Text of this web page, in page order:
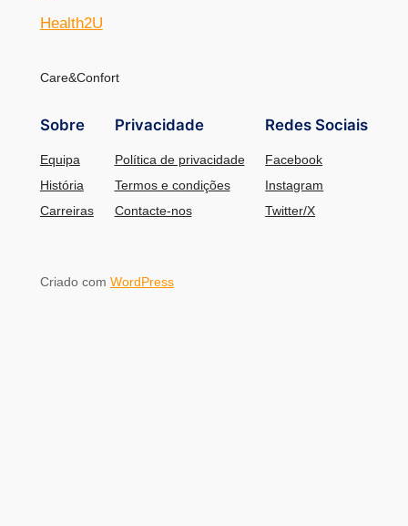
Health2U
Care&Confort
Sobre
Equipa
História
Carreiras
Privacidade
Política de privacidade
Termos e condições
Contacte-nos
Redes Sociais
Facebook
Instagram
Twitter/X
Criado com WordPress